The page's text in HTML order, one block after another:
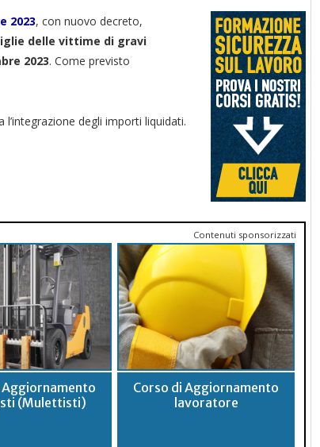
2023, con nuovo decreto,
delle vittime di gravi
2023. Come previsto
l’integrazione degli importi liquidati.
Contenuti sponsorizzati
Aggiornamento
(Mulettisti)
Corso di Aggiornamento
lavoratore